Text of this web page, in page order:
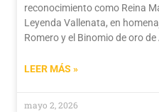
reconocimiento como Reina
Leyenda Vallenata, en
Romero y el Binomio de oro de
LEER MÁS »
mayo 2, 2026